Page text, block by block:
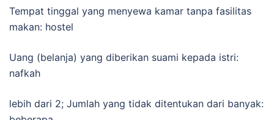
Tempat tinggal yang menyewa kamar tanpa fasilitas
makan: hostel
Uang (belanja) yang diberikan suami kepada istri:
nafkah
lebih dari 2; Jumlah yang tidak ditentukan dari banyak: